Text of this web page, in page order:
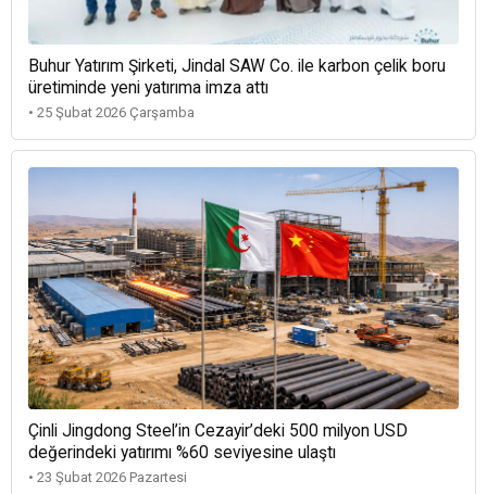
Buhur Yatırım Şirketi, Jindal SAW Co. ile karbon çelik boru
üretiminde yeni yatırıma imza attı
• 25 Şubat 2026 Çarşamba
Çinli Jingdong Steel’in Cezayir’deki 500 milyon USD
değerindeki yatırımı %60 seviyesine ulaştı
• 23 Şubat 2026 Pazartesi